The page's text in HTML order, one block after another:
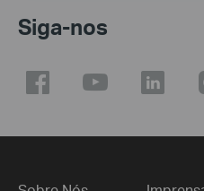
Siga-nos